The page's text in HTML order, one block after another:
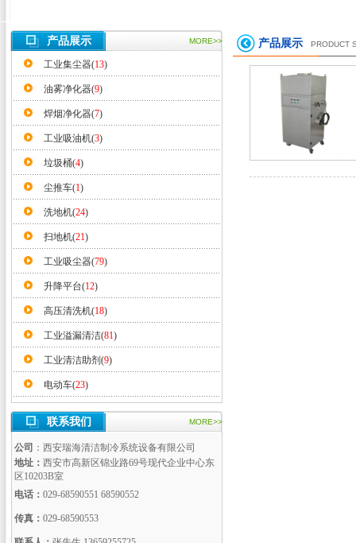
产品展示 MORE>>
工业集尘器(13)
油雾净化器(9)
焊烟净化器(7)
工业吸油机(3)
垃圾桶(4)
尘推车(1)
洗地机(24)
扫地机(21)
工业吸尘器(79)
升降平台(12)
高压清洗机(18)
工业溢漏清洁(81)
工业清洁助剂(9)
电动车(23)
联系我们 MORE>>
公司 ：西安瑞海清洁制冷系统设备有限公司
地址： 西安市高新区锦业路69号现代企业中心东
区10203B室
电话： 029-68590551 68590552
传真： 029-68590553
产品展示 PRODUCT